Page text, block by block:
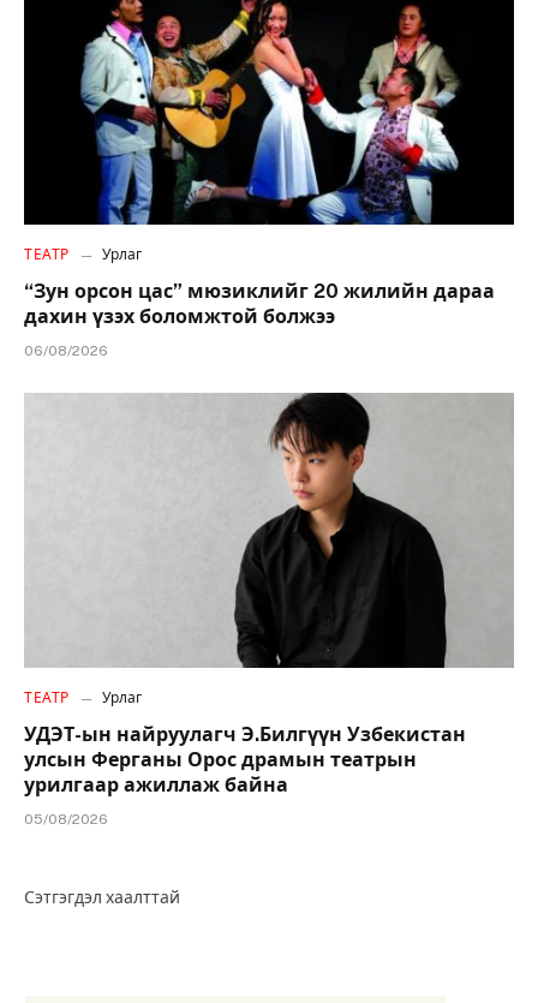
ТЕАТР Урлаг
“Зун орсон цас” мюзиклийг 20 жилийн дараа
дахин үзэх боломжтой болжээ
06/08/2026
ТЕАТР Урлаг
УДЭТ-ын найруулагч Э.Билгүүн Узбекистан
улсын Ферганы Орос драмын театрын
урилгаар ажиллаж байна
05/08/2026
Сэтгэгдэл хаалттай